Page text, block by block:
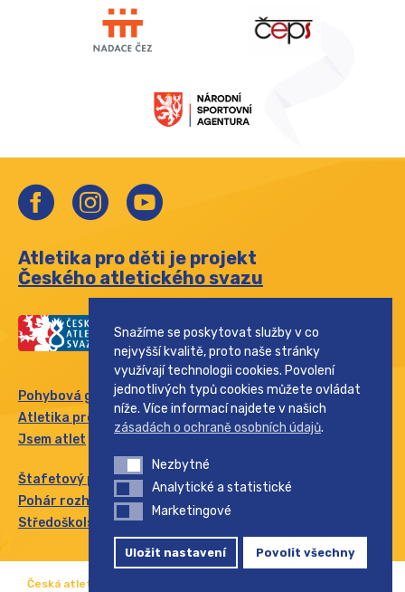
Atletika pro děti je projekt
Českého atletického svazu
Pohybová gramotnost
Atletika pro rodinu
Jsem atlet
Štafetový pohár
Pohár rozhlasu
Středoškolský pohár
Česká atletika s.r.o. Všechna práva vyhrazena.
Snažíme se poskytovat služby v co
nejvyšší kvalitě, proto naše stránky
využívají technologii cookies. Povolení
jednotlivých typů cookies můžete ovládat
níže. Více informací najdete v našich
zásadách o ochraně osobních údajů.
NezbytnéNezbytné
Analytické a statistické
Analytické a statistické
MarketingovéMarketingové
Uložit nastavení Povolit všechny